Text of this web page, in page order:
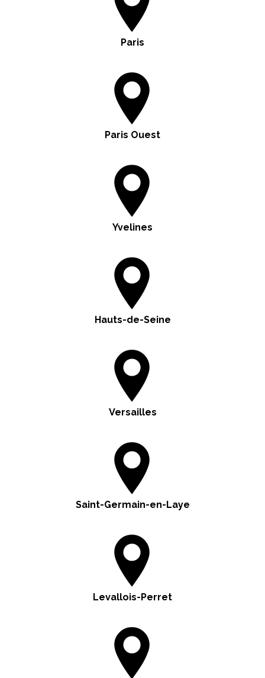
Paris
Paris Ouest
Yvelines
Hauts-de-Seine
Versailles
Saint-Germain-en-Laye
Levallois-Perret